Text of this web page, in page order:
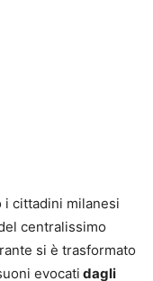
i cittadini milanesi
centralissimo
si è trasformato
evocati dagli